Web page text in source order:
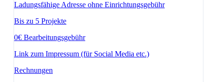
Ladungsfähige Adresse ohne Einrichtungsgebühr
Bis zu 5 Projekte
0€ Bearbeitungsgebühr
Link zum Impressum (für Social Media etc.)
Rechnungen